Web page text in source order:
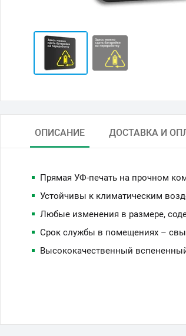
ОПИСАНИЕ ДОСТАВКА И
Прямая УФ-печать на прочном
Устойчивы к климатическим
Любые изменения в размере,
Срок службы в помещениях –
Высококачественный